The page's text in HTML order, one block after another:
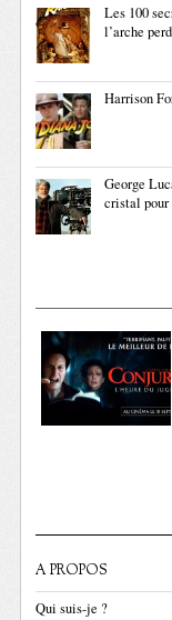
Les 100
l’arche
Harrison
George
cristal
A PROPOS
Qui suis-je ?